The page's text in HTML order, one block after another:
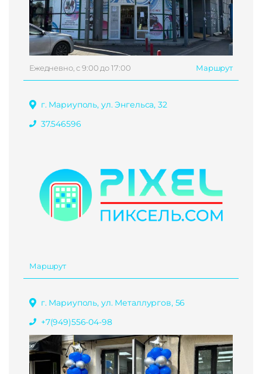
Ежедневно, с 9:00 до 17:00 Маршрут
г. Мариуполь, ул. Энгельса, 32
37.546596
Маршрут
г. Мариуполь, ул. Металлургов, 56
+7(949)556-04-98